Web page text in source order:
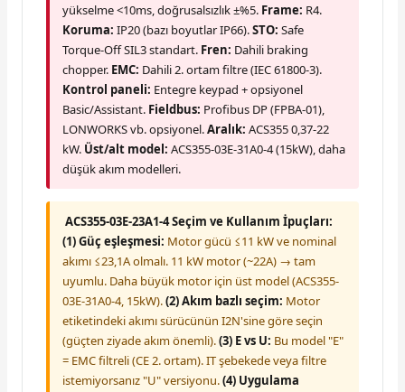
yükselme <10ms, doğrusalsızlık ±%5. Frame: R4.
Koruma: IP20 (bazı boyutlar IP66).STO: Safe
Torque-Off SIL3 standart. Fren: Dahili braking
chopper. EMC: Dahili 2. ortam filtre (IEC 61800-3).
Kontrol paneli: Entegre keypad + opsiyonel
Basic/Assistant. Fieldbus: Profibus DP (FPBA-01),
LONWORKS vb. opsiyonel.Aralık: ACS355 0,37-22
kW. Üst/alt model: ACS355-03E-31A0-4 (15kW), daha
düşük akım modelleri.
ACS355-03E-23A1-4 Seçim ve Kullanım İpuçları:
(1) Güç eşleşmesi: Motor gücü ≤11 kW ve nominal
akımı ≤23,1A olmalı. 11 kW motor (~22A) → tam
uyumlu. Daha büyük motor için üst model (ACS355-
03E-31A0-4, 15kW).(2) Akım bazlı seçim: Motor
etiketindeki akımı sürücünün I2N'sine göre seçin
(güçten ziyade akım önemli).(3) E vs U: Bu model "E"
= EMC filtreli (CE 2. ortam). IT şebekede veya filtre
istemiyorsanız "U" versiyonu.(4) Uygulama